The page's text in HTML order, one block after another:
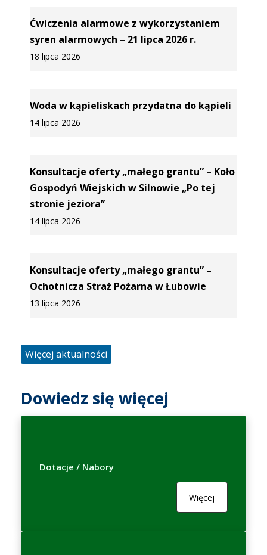
Ćwiczenia alarmowe z wykorzystaniem
syren alarmowych – 21 lipca 2026 r.
18 lipca 2026
Woda w kąpieliskach przydatna do kąpieli
14 lipca 2026
Konsultacje oferty „małego grantu” – Koło
Gospodyń Wiejskich w Silnowie „Po tej
stronie jeziora”
14 lipca 2026
Konsultacje oferty „małego grantu” –
Ochotnicza Straż Pożarna w Łubowie
13 lipca 2026
Więcej aktualności
Dowiedz się więcej
Dotacje / Nabory
Więcej